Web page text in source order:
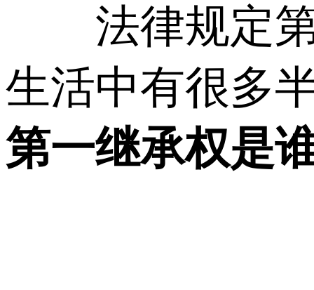
法律规定第
生活中有很多
第一继承权是